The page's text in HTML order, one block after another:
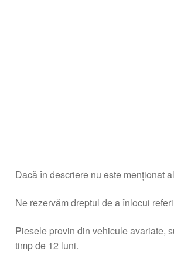
Dacă în descriere nu este menționat
Ne rezervăm dreptul de a înlocui
Piesele provin din vehicule avariate,
timp de 12 luni.